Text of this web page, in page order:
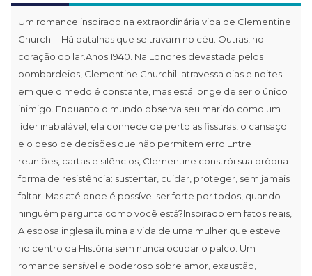
Um romance inspirado na extraordinária vida de Clementine
Churchill. Há batalhas que se travam no céu. Outras, no
coração do lar.Anos 1940. Na Londres devastada pelos
bombardeios, Clementine Churchill atravessa dias e noites
em que o medo é constante, mas está longe de ser o único
inimigo. Enquanto o mundo observa seu marido como um
líder inabalável, ela conhece de perto as fissuras, o cansaço
e o peso de decisões que não permitem erro.Entre
reuniões, cartas e silêncios, Clementine constrói sua própria
forma de resistência: sustentar, cuidar, proteger, sem jamais
faltar. Mas até onde é possível ser forte por todos, quando
ninguém pergunta como você está?Inspirado em fatos reais,
A esposa inglesa ilumina a vida de uma mulher que esteve
no centro da História sem nunca ocupar o palco. Um
romance sensível e poderoso sobre amor, exaustão,